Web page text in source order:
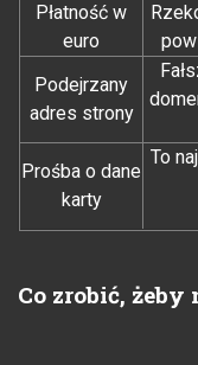
Płatność w
euro
Podejrzany
adres strony
Prośba o dane
karty
To
Co zrobić, żeby